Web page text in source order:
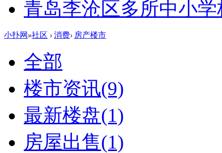
青岛李沧区多所中小
小扑网 »社区 › 消费› 房产楼市
全部
楼市资讯(9)
最新楼盘(1)
房屋出售(1)